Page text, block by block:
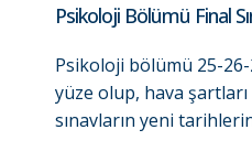
Psikoloji Bölümü Final
Psikoloji bölümü 25-
yüze olup, hava
sınavların yeni